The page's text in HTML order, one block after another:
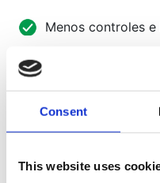
Consent
This website uses
Menos controles
Una garantía de
la normativa local
Acceso al